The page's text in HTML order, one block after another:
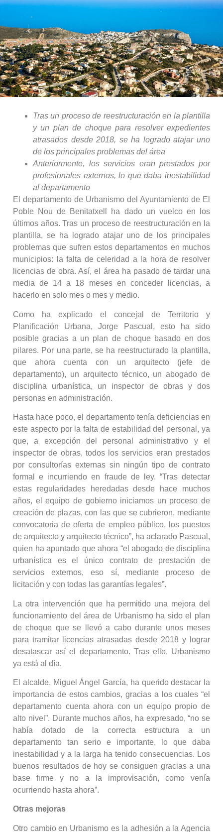
Tras un proceso de reestructuración en la plantilla
y un plan de choque para resolver expedientes
atrasados desde 2018, se ha logrado atajar uno
de los principales problemas del área
Anteriormente, los servicios eran prestados por
profesionales externos, lo que daba inestabilidad
al departamento
El departamento de Urbanismo del Ayuntamiento de El
Poble Nou de Benitatxell ha dado un vuelco en los
últimos años. Tras un proceso de reestructuración en la
plantilla, se ha logrado atajar uno de los principales
problemas que sufren estos departamentos en muchos
municipios: la falta de celeridad a la hora de resolver
licencias de obra. Así, el área ha pasado de tardar una
media de 14 a 18 meses en conceder licencias, a
hacerlo en solo mes o mes y medio.
Como ha explicado el concejal de Territorio y
Planificación Urbana, Jorge Pascual, esto ha sido
posible gracias a un plan de choque basado en dos
pilares. Por una parte, se ha reestructurado la plantilla,
que ahora cuenta con un arquitecto (jefe de
departamento), un arquitecto técnico, un abogado de
disciplina urbanística, un inspector de obras y dos
personas en administración.
Hasta hace poco, el departamento tenía deficiencias en
este aspecto por la falta de estabilidad del personal, ya
que, a excepción del personal administrativo y el
inspector de obras, todos los servicios eran prestados
por consultorías externas sin ningún tipo de contrato
formal e incurriendo en fraude de ley. “Tras detectar
estas regularidades heredadas desde hace muchos
años, el equipo de gobierno iniciamos un proceso de
creación de plazas, con las que se cubrieron, mediante
convocatoria de oferta de empleo público, los puestos
de arquitecto y arquitecto técnico”, ha aclarado Pascual,
quien ha apuntado que ahora “el abogado de disciplina
urbanística es el único contrato de prestación de
servicios externos, eso sí, mediante proceso de
licitación y con todas las garantías legales”.
La otra intervención que ha permitido una mejora del
funcionamiento del área de Urbanismo ha sido el plan
de choque que se llevó a cabo durante unos meses
para tramitar licencias atrasadas desde 2018 y lograr
desatascar así el departamento. Tras ello, Urbanismo
ya está al día.
El alcalde, Miguel Ángel García, ha querido destacar la
importancia de estos cambios, gracias a los cuales “el
departamento cuenta ahora con un equipo propio de
alto nivel”. Durante muchos años, ha expresado, “no se
había dotado de la correcta estructura a un
departamento tan serio e importante, lo que daba
inestabilidad y a la larga ha tenido consecuencias. Los
buenos resultados de hoy se consiguen gracias a una
base firme y no a la improvisación, como venía
ocurriendo hasta ahora”.
Otras mejoras
Otro cambio en Urbanismo es la adhesión a la Agencia